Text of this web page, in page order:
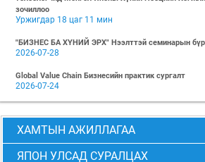
зочиллоо
Уржигдар 18 цаг 11 мин
"БИЗНЕС БА ХҮНИЙ ЭРХ" Нээлттэй семинарын
2026-07-28
Global Value Chain Бизнесийн практик сургалт
2026-07-24
2026-07-08
2026 БИЗНЕСИЙН ҮНДСЭН СУРГАЛТ-УДИРДЛАГЫН
2026-07-06
ХАМТЫН АЖИЛЛАГАА
ЯПОН УЛСАД СУРАЛЦАХ